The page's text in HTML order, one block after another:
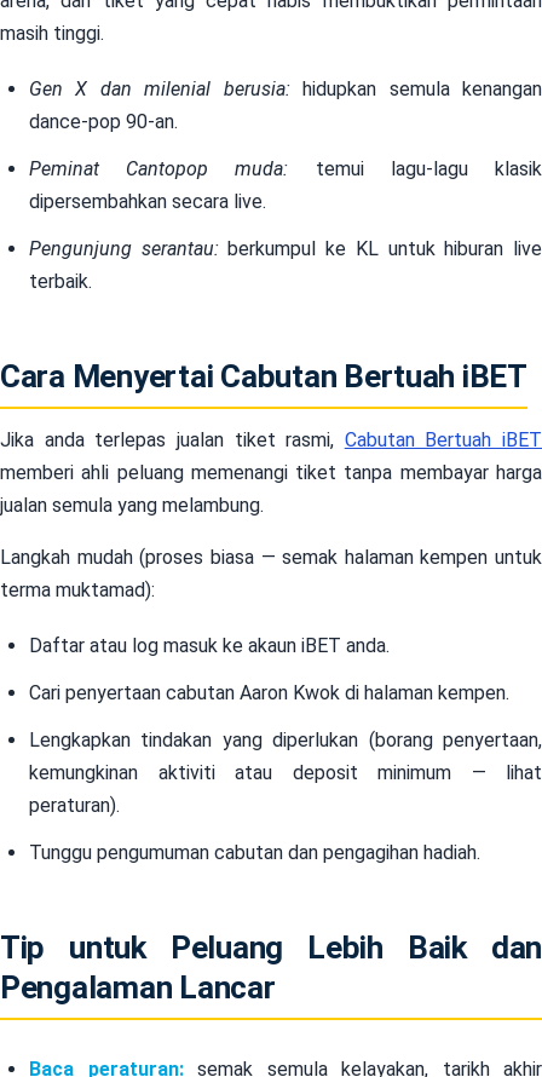
masih tinggi.
Gen X dan milenial berusia:hidupkan semula kenangan
dance-pop 90-an.
Peminat Cantopop muda: temui lagu-lagu klasik
dipersembahkan secara live.
Pengunjung serantau:berkumpul ke KL untuk hiburan live
terbaik.
Cara Menyertai Cabutan Bertuah iBET
Jika anda terlepas jualan tiket rasmi, Cabutan Bertuah iBET
memberi ahli peluang memenangi tiket tanpa membayar harga
jualan semula yang melambung.
Langkah mudah (proses biasa — semak halaman kempen untuk
terma muktamad):
Daftar atau log masuk ke akaun iBET anda.
Cari penyertaan cabutan Aaron Kwok di halaman kempen.
Lengkapkan tindakan yang diperlukan (borang penyertaan,
kemungkinan aktiviti atau deposit minimum — lihat
peraturan).
Tunggu pengumuman cabutan dan pengagihan hadiah.
Tip untuk Peluang Lebih Baik dan
Pengalaman Lancar
Baca peraturan:semak semula kelayakan, tarikh akhir